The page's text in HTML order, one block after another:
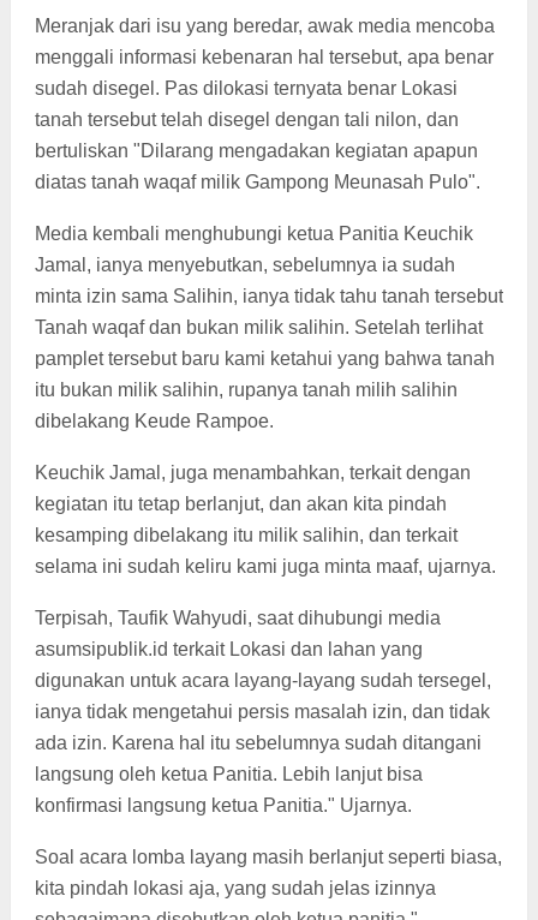
Meranjak dari isu yang beredar, awak media mencoba
menggali informasi kebenaran hal tersebut, apa benar
sudah disegel. Pas dilokasi ternyata benar Lokasi
tanah tersebut telah disegel dengan tali nilon, dan
bertuliskan "Dilarang mengadakan kegiatan apapun
diatas tanah waqaf milik Gampong Meunasah Pulo".
Media kembali menghubungi ketua Panitia Keuchik
Jamal, ianya menyebutkan, sebelumnya ia sudah
minta izin sama Salihin, ianya tidak tahu tanah tersebut
Tanah waqaf dan bukan milik salihin. Setelah terlihat
pamplet tersebut baru kami ketahui yang bahwa tanah
itu bukan milik salihin, rupanya tanah milih salihin
dibelakang Keude Rampoe.
Keuchik Jamal, juga menambahkan, terkait dengan
kegiatan itu tetap berlanjut, dan akan kita pindah
kesamping dibelakang itu milik salihin, dan terkait
selama ini sudah keliru kami juga minta maaf, ujarnya.
Terpisah, Taufik Wahyudi, saat dihubungi media
asumsipublik.id terkait Lokasi dan lahan yang
digunakan untuk acara layang-layang sudah tersegel,
ianya tidak mengetahui persis masalah izin, dan tidak
ada izin. Karena hal itu sebelumnya sudah ditangani
langsung oleh ketua Panitia. Lebih lanjut bisa
konfirmasi langsung ketua Panitia." Ujarnya.
Soal acara lomba layang masih berlanjut seperti biasa,
kita pindah lokasi aja, yang sudah jelas izinnya